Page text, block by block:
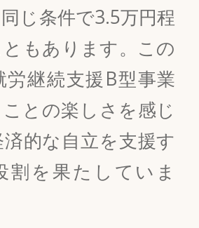
じ条件で3.5万円程
もあります。この
労継続支援B型事業
との楽しさを感じ
的な自立を支援す
割を果たしていま